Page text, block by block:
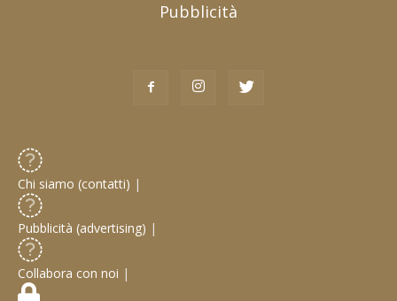
Pubblicità
Chi siamo (contatti) |
Pubblicità (advertising) |
Collabora con noi |